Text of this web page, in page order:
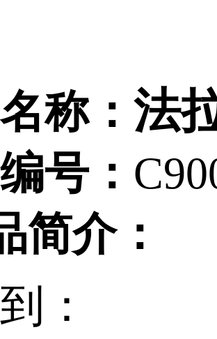
称： 法
号：
简介：
：